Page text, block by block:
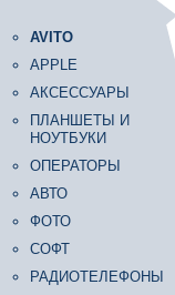
AVITO
APPLE
АКСЕССУАРЫ
ПЛАНШЕТЫ И
НОУТБУКИ
ОПЕРАТОРЫ
АВТО
ФОТО
СОФТ
РАДИОТЕЛЕФОНЫ